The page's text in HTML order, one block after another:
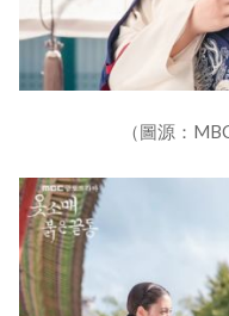
（圖源：